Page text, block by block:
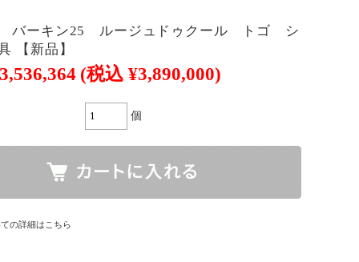
バーキン25 ルージュドゥクール トゴ シ
【新品】
(税込 ¥3,890,000)
個
の詳細はこちら